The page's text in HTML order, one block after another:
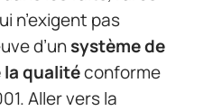
n’exigent pas
d’unsystème de
la qualitéconforme
Aller vers la